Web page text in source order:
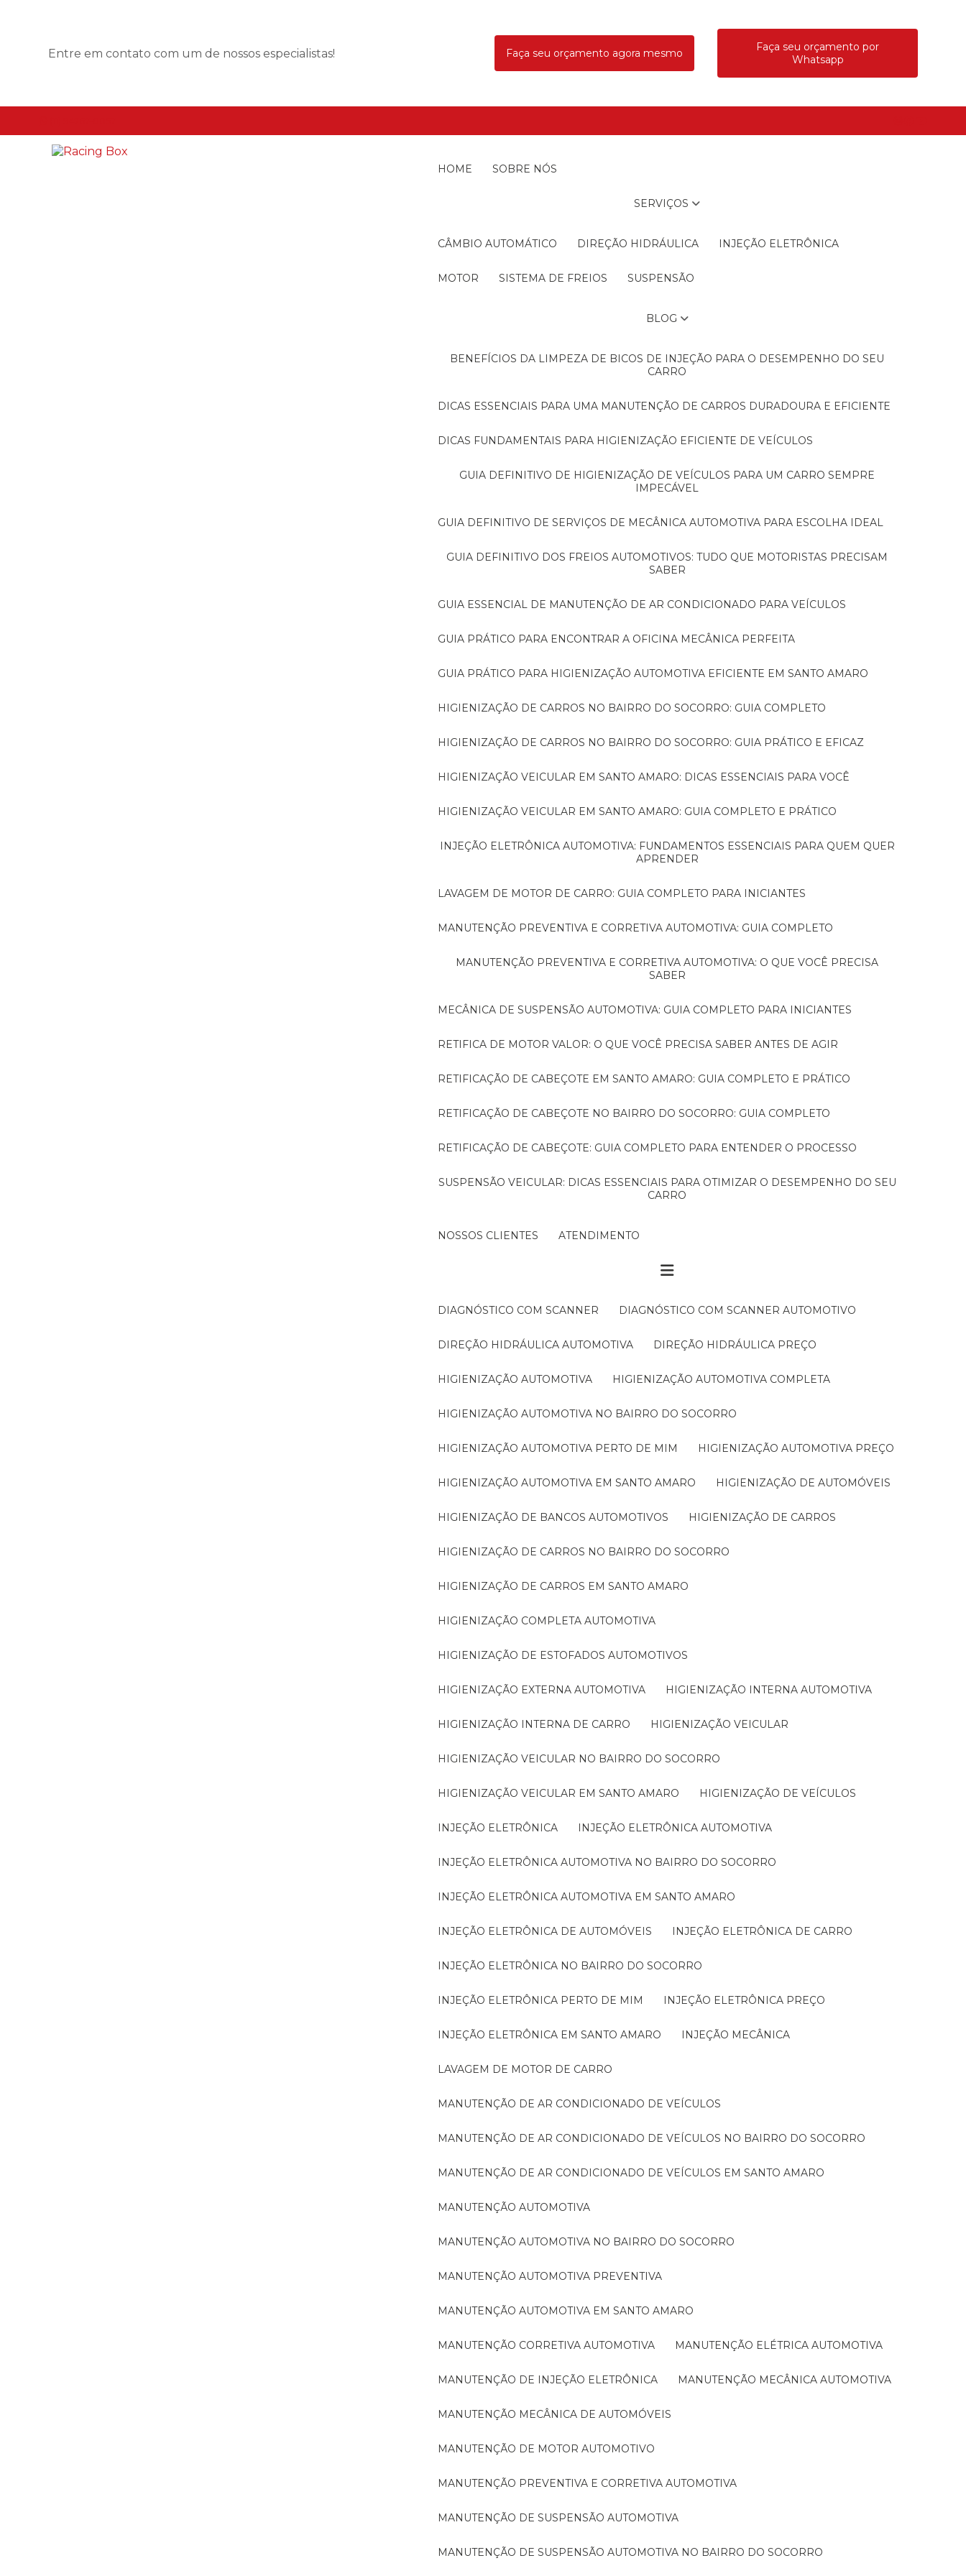
Entre em contato com um de nossos especialistas! Faça seu orçamento agora mesmo
Faça seu orçamento por
Whatsapp
HOME SOBRE NÓS
SERVIÇOS
CÂMBIO AUTOMÁTICO DIREÇÃO HIDRÁULICA INJEÇÃO ELETRÔNICA
MOTOR SISTEMA DE FREIOS SUSPENSÃO
BLOG
BENEFÍCIOS DA LIMPEZA DE BICOS DE INJEÇÃO PARA O DESEMPENHO DO SEU
CARRO
DICAS ESSENCIAIS PARA UMA MANUTENÇÃO DE CARROS DURADOURA E EFICIENTE
DICAS FUNDAMENTAIS PARA HIGIENIZAÇÃO EFICIENTE DE VEÍCULOS
GUIA DEFINITIVO DE HIGIENIZAÇÃO DE VEÍCULOS PARA UM CARRO SEMPRE
IMPECÁVEL
GUIA DEFINITIVO DE SERVIÇOS DE MECÂNICA AUTOMOTIVA PARA ESCOLHA IDEAL
GUIA DEFINITIVO DOS FREIOS AUTOMOTIVOS: TUDO QUE MOTORISTAS PRECISAM
SABER
GUIA ESSENCIAL DE MANUTENÇÃO DE AR CONDICIONADO PARA VEÍCULOS
GUIA PRÁTICO PARA ENCONTRAR A OFICINA MECÂNICA PERFEITA
GUIA PRÁTICO PARA HIGIENIZAÇÃO AUTOMOTIVA EFICIENTE EM SANTO AMARO
HIGIENIZAÇÃO DE CARROS NO BAIRRO DO SOCORRO: GUIA COMPLETO
HIGIENIZAÇÃO DE CARROS NO BAIRRO DO SOCORRO: GUIA PRÁTICO E EFICAZ
HIGIENIZAÇÃO VEICULAR EM SANTO AMARO: DICAS ESSENCIAIS PARA VOCÊ
HIGIENIZAÇÃO VEICULAR EM SANTO AMARO: GUIA COMPLETO E PRÁTICO
INJEÇÃO ELETRÔNICA AUTOMOTIVA: FUNDAMENTOS ESSENCIAIS PARA QUEM QUER
APRENDER
LAVAGEM DE MOTOR DE CARRO: GUIA COMPLETO PARA INICIANTES
MANUTENÇÃO PREVENTIVA E CORRETIVA AUTOMOTIVA: GUIA COMPLETO
MANUTENÇÃO PREVENTIVA E CORRETIVA AUTOMOTIVA: O QUE VOCÊ PRECISA
SABER
MECÂNICA DE SUSPENSÃO AUTOMOTIVA: GUIA COMPLETO PARA INICIANTES
RETIFICA DE MOTOR VALOR: O QUE VOCÊ PRECISA SABER ANTES DE AGIR
RETIFICAÇÃO DE CABEÇOTE EM SANTO AMARO: GUIA COMPLETO E PRÁTICO
RETIFICAÇÃO DE CABEÇOTE NO BAIRRO DO SOCORRO: GUIA COMPLETO
RETIFICAÇÃO DE CABEÇOTE: GUIA COMPLETO PARA ENTENDER O PROCESSO
SUSPENSÃO VEICULAR: DICAS ESSENCIAIS PARA OTIMIZAR O DESEMPENHO DO SEU
CARRO
NOSSOS CLIENTES ATENDIMENTO
DIAGNÓSTICO COM SCANNER DIAGNÓSTICO COM SCANNER AUTOMOTIVO
DIREÇÃO HIDRÁULICA AUTOMOTIVA DIREÇÃO HIDRÁULICA PREÇO
HIGIENIZAÇÃO AUTOMOTIVA HIGIENIZAÇÃO AUTOMOTIVA COMPLETA
HIGIENIZAÇÃO AUTOMOTIVA NO BAIRRO DO SOCORRO
HIGIENIZAÇÃO AUTOMOTIVA PERTO DE MIM HIGIENIZAÇÃO AUTOMOTIVA PREÇO
HIGIENIZAÇÃO AUTOMOTIVA EM SANTO AMARO HIGIENIZAÇÃO DE AUTOMÓVEIS
HIGIENIZAÇÃO DE BANCOS AUTOMOTIVOS HIGIENIZAÇÃO DE CARROS
HIGIENIZAÇÃO DE CARROS NO BAIRRO DO SOCORRO
HIGIENIZAÇÃO DE CARROS EM SANTO AMARO
HIGIENIZAÇÃO COMPLETA AUTOMOTIVA
HIGIENIZAÇÃO DE ESTOFADOS AUTOMOTIVOS
HIGIENIZAÇÃO EXTERNA AUTOMOTIVA HIGIENIZAÇÃO INTERNA AUTOMOTIVA
HIGIENIZAÇÃO INTERNA DE CARRO HIGIENIZAÇÃO VEICULAR
HIGIENIZAÇÃO VEICULAR NO BAIRRO DO SOCORRO
HIGIENIZAÇÃO VEICULAR EM SANTO AMARO HIGIENIZAÇÃO DE VEÍCULOS
INJEÇÃO ELETRÔNICA INJEÇÃO ELETRÔNICA AUTOMOTIVA
INJEÇÃO ELETRÔNICA AUTOMOTIVA NO BAIRRO DO SOCORRO
INJEÇÃO ELETRÔNICA AUTOMOTIVA EM SANTO AMARO
INJEÇÃO ELETRÔNICA DE AUTOMÓVEIS INJEÇÃO ELETRÔNICA DE CARRO
INJEÇÃO ELETRÔNICA NO BAIRRO DO SOCORRO
INJEÇÃO ELETRÔNICA PERTO DE MIM INJEÇÃO ELETRÔNICA PREÇO
INJEÇÃO ELETRÔNICA EM SANTO AMARO INJEÇÃO MECÂNICA
LAVAGEM DE MOTOR DE CARRO
MANUTENÇÃO DE AR CONDICIONADO DE VEÍCULOS
MANUTENÇÃO DE AR CONDICIONADO DE VEÍCULOS NO BAIRRO DO SOCORRO
MANUTENÇÃO DE AR CONDICIONADO DE VEÍCULOS EM SANTO AMARO
MANUTENÇÃO AUTOMOTIVA
MANUTENÇÃO AUTOMOTIVA NO BAIRRO DO SOCORRO
MANUTENÇÃO AUTOMOTIVA PREVENTIVA
MANUTENÇÃO AUTOMOTIVA EM SANTO AMARO
MANUTENÇÃO CORRETIVA AUTOMOTIVA MANUTENÇÃO ELÉTRICA AUTOMOTIVA
MANUTENÇÃO DE INJEÇÃO ELETRÔNICA MANUTENÇÃO MECÂNICA AUTOMOTIVA
MANUTENÇÃO MECÂNICA DE AUTOMÓVEIS
MANUTENÇÃO DE MOTOR AUTOMOTIVO
MANUTENÇÃO PREVENTIVA E CORRETIVA AUTOMOTIVA
MANUTENÇÃO DE SUSPENSÃO AUTOMOTIVA
MANUTENÇÃO DE SUSPENSÃO AUTOMOTIVA NO BAIRRO DO SOCORRO